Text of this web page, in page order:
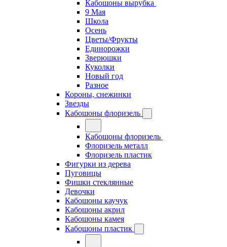
Кабошоны вырубка
9 Мая
Школа
Осень
Цветы/Фрукты
Единорожки
Зверюшки
Куколки
Новый год
Разное
Короны, снежинки
Звезды
Кабошоны флоризель
Кабошоны флоризель
Флоризель металл
Флоризель пластик
Фигурки из дерева
Пуговицы
Фишки стеклянные
Девочки
Кабошоны каучук
Кабошоны акрил
Кабошоны камея
Кабошоны пластик